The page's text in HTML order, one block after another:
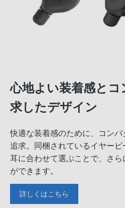
心地よい装着感とコ
求したデザイン
快適な装着感のために、コン
追求。同梱されているイヤー
耳に合わせて選ぶことで、さら
ができます。
詳しくはこちら